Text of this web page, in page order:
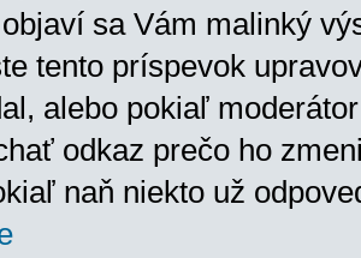
sa Vám malinký
tento príspevok
alebo pokiaľ
odkaz prečo ho
naň niekto už